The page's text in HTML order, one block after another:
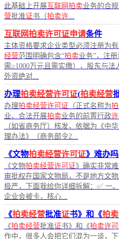
此基础上开展互联网拍卖业务的合
营批准证书（拍卖许
互联网拍卖许可证申请条件
主体资格要求企业类型必须注册为
经营范围明确包含“拍卖业务”，注
需≥1000万元且需实缴），股东与
外资绝对...
办理拍卖经营许可证(拍卖经营
办理拍卖经营许可证 （正式名称为
业、合法开展拍卖业务的前置行政许
（如省商务厅）核发，依据为《中
理办法》（商务部令2...
《文物拍卖经营许可证》难办
《文物拍卖经营许可证》确实非常
审批权在国家文物局，不是地方文
极严，下面我给你详细拆解：✅ 一
企业会被卡，核心...
《拍卖经营批准证书》和《拍
《拍卖经营批准证书》和《拍卖许
作中，很多人会把它们混为一谈，